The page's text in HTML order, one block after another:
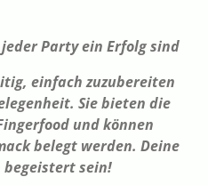
Party ein Erfolg sind
einfach zuzubereiten
Sie bieten die
und können
belegt werden. Deine
begeistert sein!